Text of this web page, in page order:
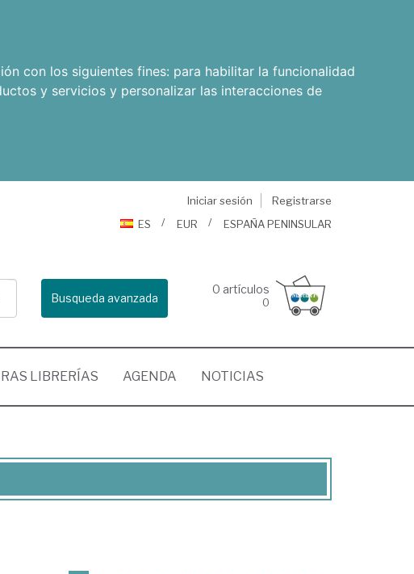
con los siguientes fines: para habilitar la funcionalidad
y servicios y personalizar las interacciones de
Iniciar sesión
Registrarse
ES
EUR ESPAÑA PENINSULAR
Busqueda avanzada
0 artículos
0
LIBRERÍAS AGENDA NOTICIAS